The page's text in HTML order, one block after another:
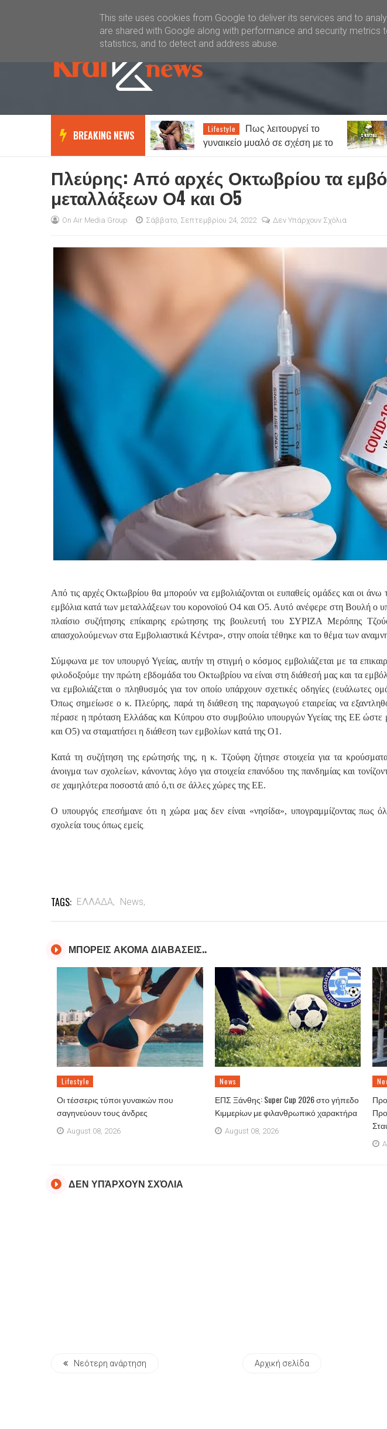
Καλώς ήλθατε Kral News
BREAKING NEWS
Καιρός: Ανεβαίνει η
θερμοκρασία, πού ο
υδράργυρος θα «χτυπήσει»
39άρια - Μέχρι 7 μποφόρ οι
Lifestyle
Πως λειτουργεί το
γυναικείο μυαλό σε σχέση με το
Πλεύρης: Από αρχές Οκτωβρίου τα
μεταλλάξεων Ο4 και Ο5
On Air Media Group Σάββατο, Σεπτεμβρίου 24, 2022 Δεν Υπάρχουν Σχόλια
Από τις αρχές Οκτωβρίου θα μπορούν να εμβολιάζονται οι ευπαθείς ομάδες και οι
εμβόλια κατά των μεταλλάξεων του κορονοϊού Ο4 και Ο5. Αυτό ανέφερε στη Βουλή ο
πλαίσιο συζήτησης επίκαιρης ερώτησης της βουλευτή του ΣΥΡΙΖΑ Μερόπης
απασχολούμενων στα Εμβολιαστικά Κέντρα», στην οποία τέθηκε και το θέμα των
Σύμφωνα με τον υπουργό Υγείας, αυτήν τη στιγμή ο κόσμος εμβολιάζεται με τα
φιλοδοξούμε την πρώτη εβδομάδα του Οκτωβρίου να είναι στη διάθεσή μας και τα
να εμβολιάζεται ο πληθυσμός για τον οποίο υπάρχουν σχετικές οδηγίες (ευάλωτες
Όπως σημείωσε ο κ. Πλεύρης, παρά τη διάθεση της παραγωγού εταιρείας να
πέρασε η πρόταση Ελλάδας και Κύπρου στο συμβούλιο υπουργών Υγείας της ΕΕ ώστε
και Ο5) να σταματήσει η διάθεση των εμβολίων κατά της Ο1.
Κατά τη συζήτηση της ερώτησής της, η κ. Τζούφη ζήτησε στοιχεία για τα
άνοιγμα των σχολείων, κάνοντας λόγο για στοιχεία επανόδου της πανδημίας και
σε χαμηλότερα ποσοστά από ό,τι σε άλλες χώρες της ΕΕ.
Ο υπουργός επεσήμανε ότι η χώρα μας δεν είναι «νησίδα», υπογραμμίζοντας πως
σχολεία τους όπως εμείς.
TAGS: ΕΛΛΑΔΑ, News,
ΜΠΟΡΕΙΣ ΑΚΟΜΑ ΔΙΑΒΑΣΕΙΣ..
Lifestyle
Οι τέσσερις τύποι γυναικών που
σαγηνεύουν τους άνδρες
August 08, 2026
News
ΕΠΣ Ξάνθης: Super Cup 2026 στο γήπεδο
Κιμμερίων με φιλανθρωπικό χαρακτήρα
August 08, 2026
ΔΕΝ ΥΠΆΡΧΟΥΝ ΣΧΌΛΙΑ
Νεότερη ανάρτηση Αρχική σελίδα
This site uses cookies from Google to deliver its services and to
are shared with Google along with performance and security metrics
statistics, and to detect and address abuse.